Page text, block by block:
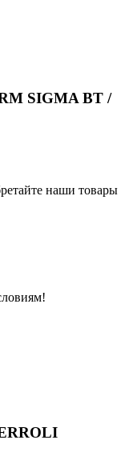
SIGMA ВТ /
наши товары